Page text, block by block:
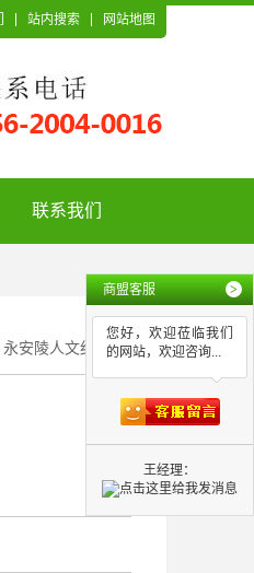
站内搜索 网站地图
联系我们
永安陵人文纪念园地址
商盟客服 >
您好，欢迎莅临我们
的网站，欢迎咨询...
王经理：